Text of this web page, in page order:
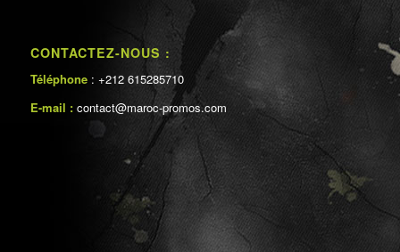
CONTACTEZ-NOUS :
Téléphone : +212 615285710
E-mail : contact@maroc-promos.com